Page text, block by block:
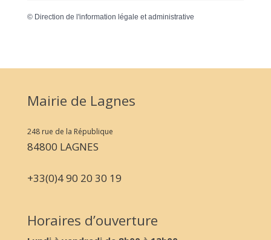
© Direction de l'information légale et administrative
Mairie de Lagnes
248 rue de la République
84800 LAGNES
+33(0)4 90 20 30 19
Horaires d’ouverture